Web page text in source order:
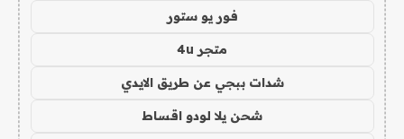
فور يو ستور
متجر 4u
شدات ببجي عن طريق الايدي
شحن يلا لودو اقساط